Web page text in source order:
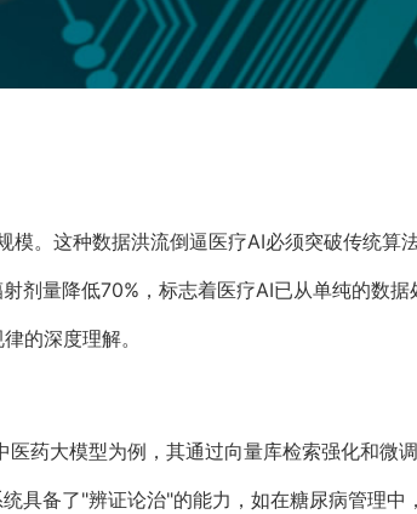
。这种数据洪流倒逼医疗AI必须突破传统算
剂量降低70%，标志着医疗AI已从单纯的数据
的深度理解。
药大模型为例，其通过向量库检索强化和微
具备了"辨证论治"的能力，如在糖尿病管理中